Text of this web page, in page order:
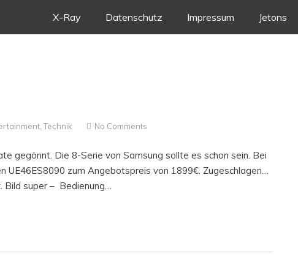
Skip
X-Ray Datenschutz Impressum Jetons
,Technik No Comments
gegönnt. Die 8-Serie von Samsung sollte es schon sein. Bei
UE46ES8090 zum Angebotspreis von 1899€. Zugeschlagen…
Bild super – Bedienung…